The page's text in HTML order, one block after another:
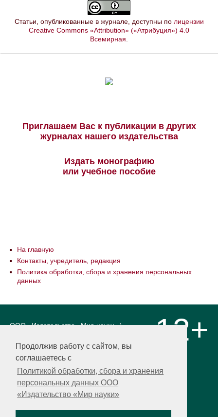
Продолжив работу с сайтом, вы
соглашаетесь с
Политикой обработки, сбора и хранения
персональных данных ООО
«Издательство «Мир науки»
Статьи, опубликованные в журнале, доступны по лицензии
Creative Commons «Attribution» («Атрибуция») 4.0
Всемирная
Приглашаем Вас к публикации в других
журналах нашего издательства
Издать монографию
или учебное пособие
На главную
Контакты, учредитель, редакция
Политика обработки, сбора и хранения персональных
данных
ООО «Издательство «Мир науки» \
LLC Материалы, размещенные на сайте,
охраняются Законом о защите авторских
прав. Публикация любых материалов
этого сайта запрещена без
предварительного согласования с
издательством. Авторские права на
размещенные на сайте научные
12+